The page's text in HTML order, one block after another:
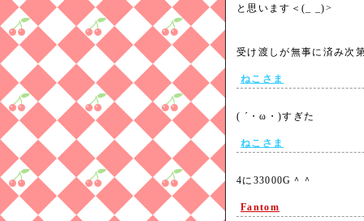
と思います＜(_ _)>
受け渡しが無事に済み
ねこさま
( ´・ω・)すぎた
ねこさま
4に33000G＾＾
Fantom